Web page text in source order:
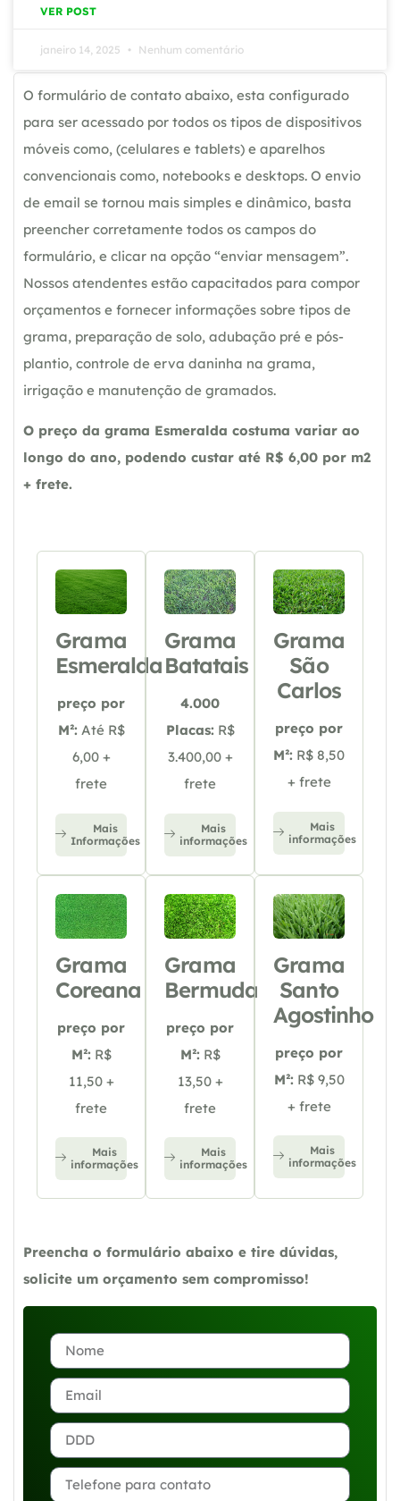
VER POST
janeiro 14, 2025 Nenhum comentário
O formulário de contato abaixo, esta configurado
para ser acessado por todos os tipos de dispositivos
móveis como, (celulares e tablets) e aparelhos
convencionais como, notebooks e desktops. O envio
de email se tornou mais simples e dinâmico, basta
preencher corretamente todos os campos do
formulário, e clicar na opção “enviar mensagem”.
Nossos atendentes estão capacitados para compor
orçamentos e fornecer informações sobre tipos de
grama, preparação de solo, adubação pré e pós-
plantio, controle de erva daninha na grama,
irrigação e manutenção de gramados.
O preço da grama Esmeralda costuma variar ao
longo do ano, podendo custar até R$ 6,00 por m2
+ frete.
Grama
Esmeralda
preço por
M²: Até R$
6,00 +
frete
Mais
Informações
Grama
Batatais
4.000
Placas: R$
3.400,00 +
frete
Mais
informações
Grama
São
Carlos
preço por
M²: R$ 8,50
+ frete
Mais
informações
Grama
Coreana
preço por
M²: R$
11,50 +
frete
Mais
informações
Grama
Bermuda
preço por
M²: R$
13,50 +
frete
Mais
informações
Grama
Santo
Agostinho
preço por
M²: R$ 9,50
+ frete
Mais
informações
Preencha o formulário abaixo e tire dúvidas,
solicite um orçamento sem compromisso!